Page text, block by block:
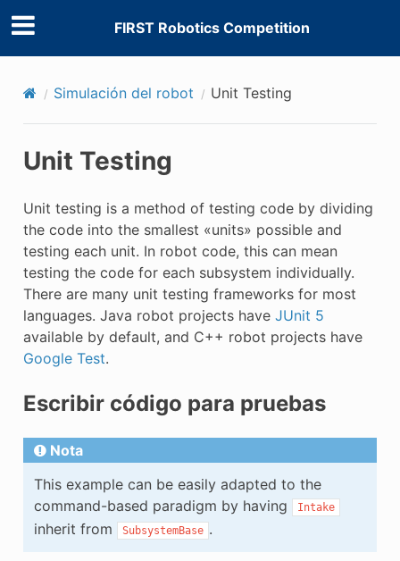
FIRST Robotics Competition
Simulación del robot Unit Testing
Unit Testing
Unit testing is a method of testing code by dividing
the code into the smallest «units» possible and
testing each unit. In robot code, this can mean
testing the code for each subsystem individually.
There are many unit testing frameworks for most
languages. Java robot projects have JUnit 5
available by default, and C++ robot projects have
Google Test.
Escribir código para pruebas
Nota
This example can be easily adapted to the
command-based paradigm by having
Intake
inherit from SubsystemBase .